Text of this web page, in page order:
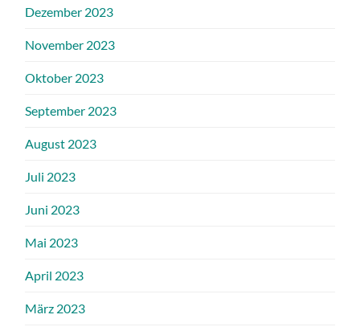
Dezember 2023
November 2023
Oktober 2023
September 2023
August 2023
Juli 2023
Juni 2023
Mai 2023
April 2023
März 2023